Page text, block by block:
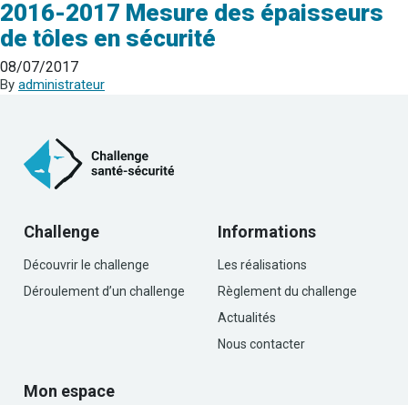
2016-2017 Mesure des épaisseurs
de tôles en sécurité
08/07/2017
By administrateur
Challenge
Découvrir le challenge
Déroulement d’un challenge
Informations
Les réalisations
Règlement du challenge
Actualités
Nous contacter
Mon espace